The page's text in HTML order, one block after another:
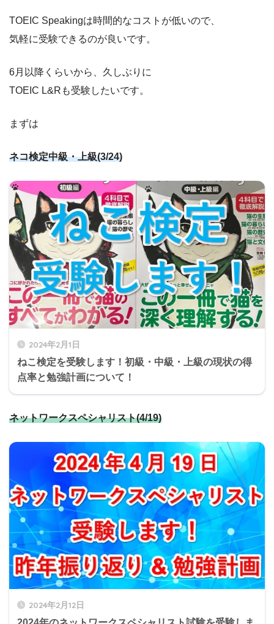
TOEIC Speakingは時間的なコストが低いので、
気軽に受験できるのが良いです。
6月以降くらいから、久しぶりに
TOEIC L&Rも受験したいです。
まずは
ネコ検定中級・上級(3/24)
2024年2月1日
ねこ検定を受験します！初級・中級・上級の現状の得
点率と勉強計画について！
ネットワークスペシャリスト(4/19)
2024年2月12日